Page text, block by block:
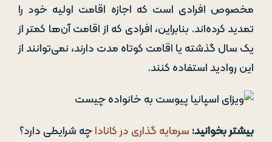
مخصوص افرادی است که اجازه اقامت اولیه خود را
تمدید کرده‌اند. بنابراین، افرادی که از اقامت آن‌ها کمتر از
یک سال گذشته یا اقامت کوتاه مدت دارند، نمی‌توانند از
این روادید استفاده کنند.
بیشتر بخوانید: سرمایه گذاری در کاناداچه شرایطی دارد؟